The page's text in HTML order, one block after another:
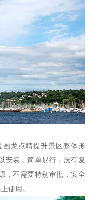
龙点睛提升景区整体形
安装，简单易行，没有复
，不需要特别审批，安全
使用。